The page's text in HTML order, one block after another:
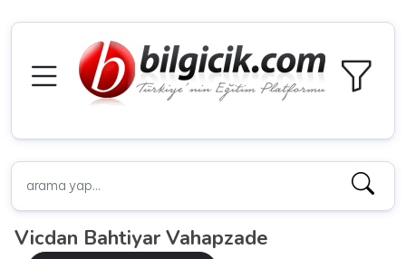
Vicdan Bahtiyar Vahapzade